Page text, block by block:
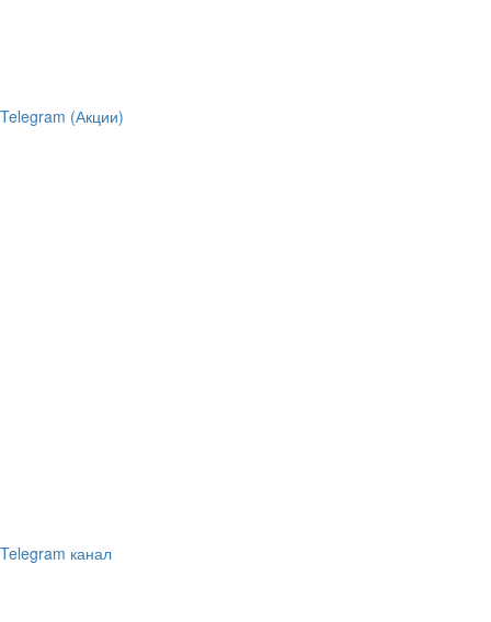
Telegram (Акции)
Telegram канал